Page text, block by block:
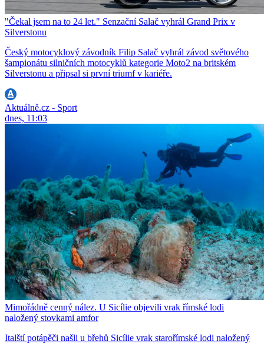
"Čekal jsem na to 24 let." Senzační Salač vyhrál Grand Prix v
Silverstonu
Český motocyklový závodník Filip Salač vyhrál závod světového
šampionátu silničních motocyklů kategorie Moto2 na britském
Silverstonu a připsal si první triumf v kariéře.
Aktuálně.cz - Sport
dnes, 11:03
Mimořádně cenný nález. U Sicílie objevili vrak římské lodi
naložený stovkami amfor
Italští potápěči našli u břehů Sicílie vrak starořímské lodi naložený